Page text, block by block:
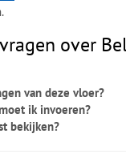
over
van deze vloer?
ik invoeren?
bekijken?